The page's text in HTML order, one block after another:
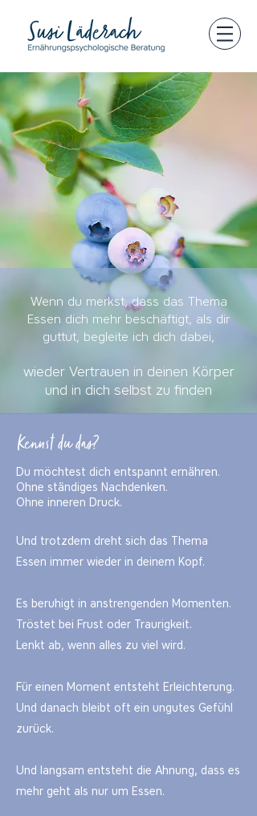
Wenn du merkst, dass das Thema
Essen dich mehr beschäftigt, als dir
guttut, begleite ich dich dabei,
wieder Vertrauen in deinen Körper
und in dich selbst zu finden
Kennst du das?
Du möchtest dich entspannt ernähren.
Ohne ständiges Nachdenken.
Ohne inneren Druck.
Und trotzdem dreht sich das Thema
Essen immer wieder in deinem Kopf.
Es beruhigt in anstrengenden Momenten.
Tröstet bei Frust oder Traurigkeit.
Lenkt ab, wenn alles zu viel wird.
Für einen Moment entsteht Erleichterung.
Und danach bleibt oft ein ungutes Gefühl
zurück.
Und langsam entsteht die Ahnung, dass es
mehr geht als nur um Essen.​